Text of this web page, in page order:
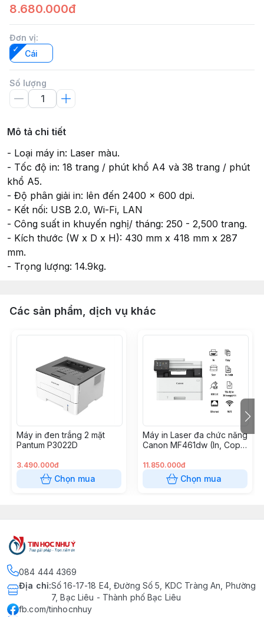
8.680.000đ
Đơn vị:
Cái
Số lượng
Mô tả chi tiết
- Loại máy in: Laser màu.
- Tốc độ in: 18 trang / phút khổ A4 và 38 trang / phút
khổ A5.
- Độ phân giải in: lên đến 2400 x 600 dpi.
- Kết nối: USB 2.0, Wi-Fi, LAN
- Công suất in khuyến nghị/ tháng: 250 - 2,500 trang.
- Kích thước (W x D x H): 430 mm x 418 mm x 287
mm.
- Trọng lượng: 14.9kg.
Các sản phẩm, dịch vụ khác
Máy in đen trắng 2 mặt
Pantum P3022D
3.490.000đ
Chọn mua
Máy in Laser đa chức năng
Canon MF461dw (In, Copy,
động)
11.850.000đ
Chọn mua
084 444 4369
Địa chỉ:Số 16-17-18 E4, Đường Số 5, KDC Tràng An, Phường
7, Bạc Liêu - Thành phố Bạc Liêu
fb.com/tinhocnhuy